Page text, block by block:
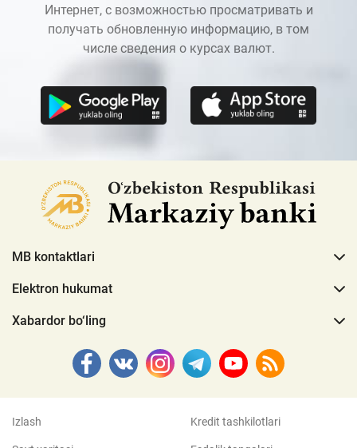
Интернет, с возможностью просматривать и
получать обновленную информацию, в том
числе сведения о курсах валют.
MB kontaktlari
Elektron hukumat
Xabardor bo‘ling
Izlash Kredit tashkilotlari